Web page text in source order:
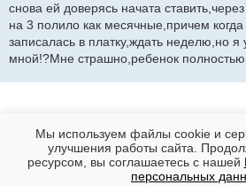
снова ей доверясь начата
на 3 полило как месячные,причем когда
записалась в платку,ждать неделю,но я
мной!?Мне страшно,ребенок
КТО СЕЙЧАС НА ФОРУМЕ
Сейчас эту тему просматривают: Нет
Мы используем файлы cookie и
улучшения работы сайта.
ресурсом, вы соглашаетесь с нашей
персональных